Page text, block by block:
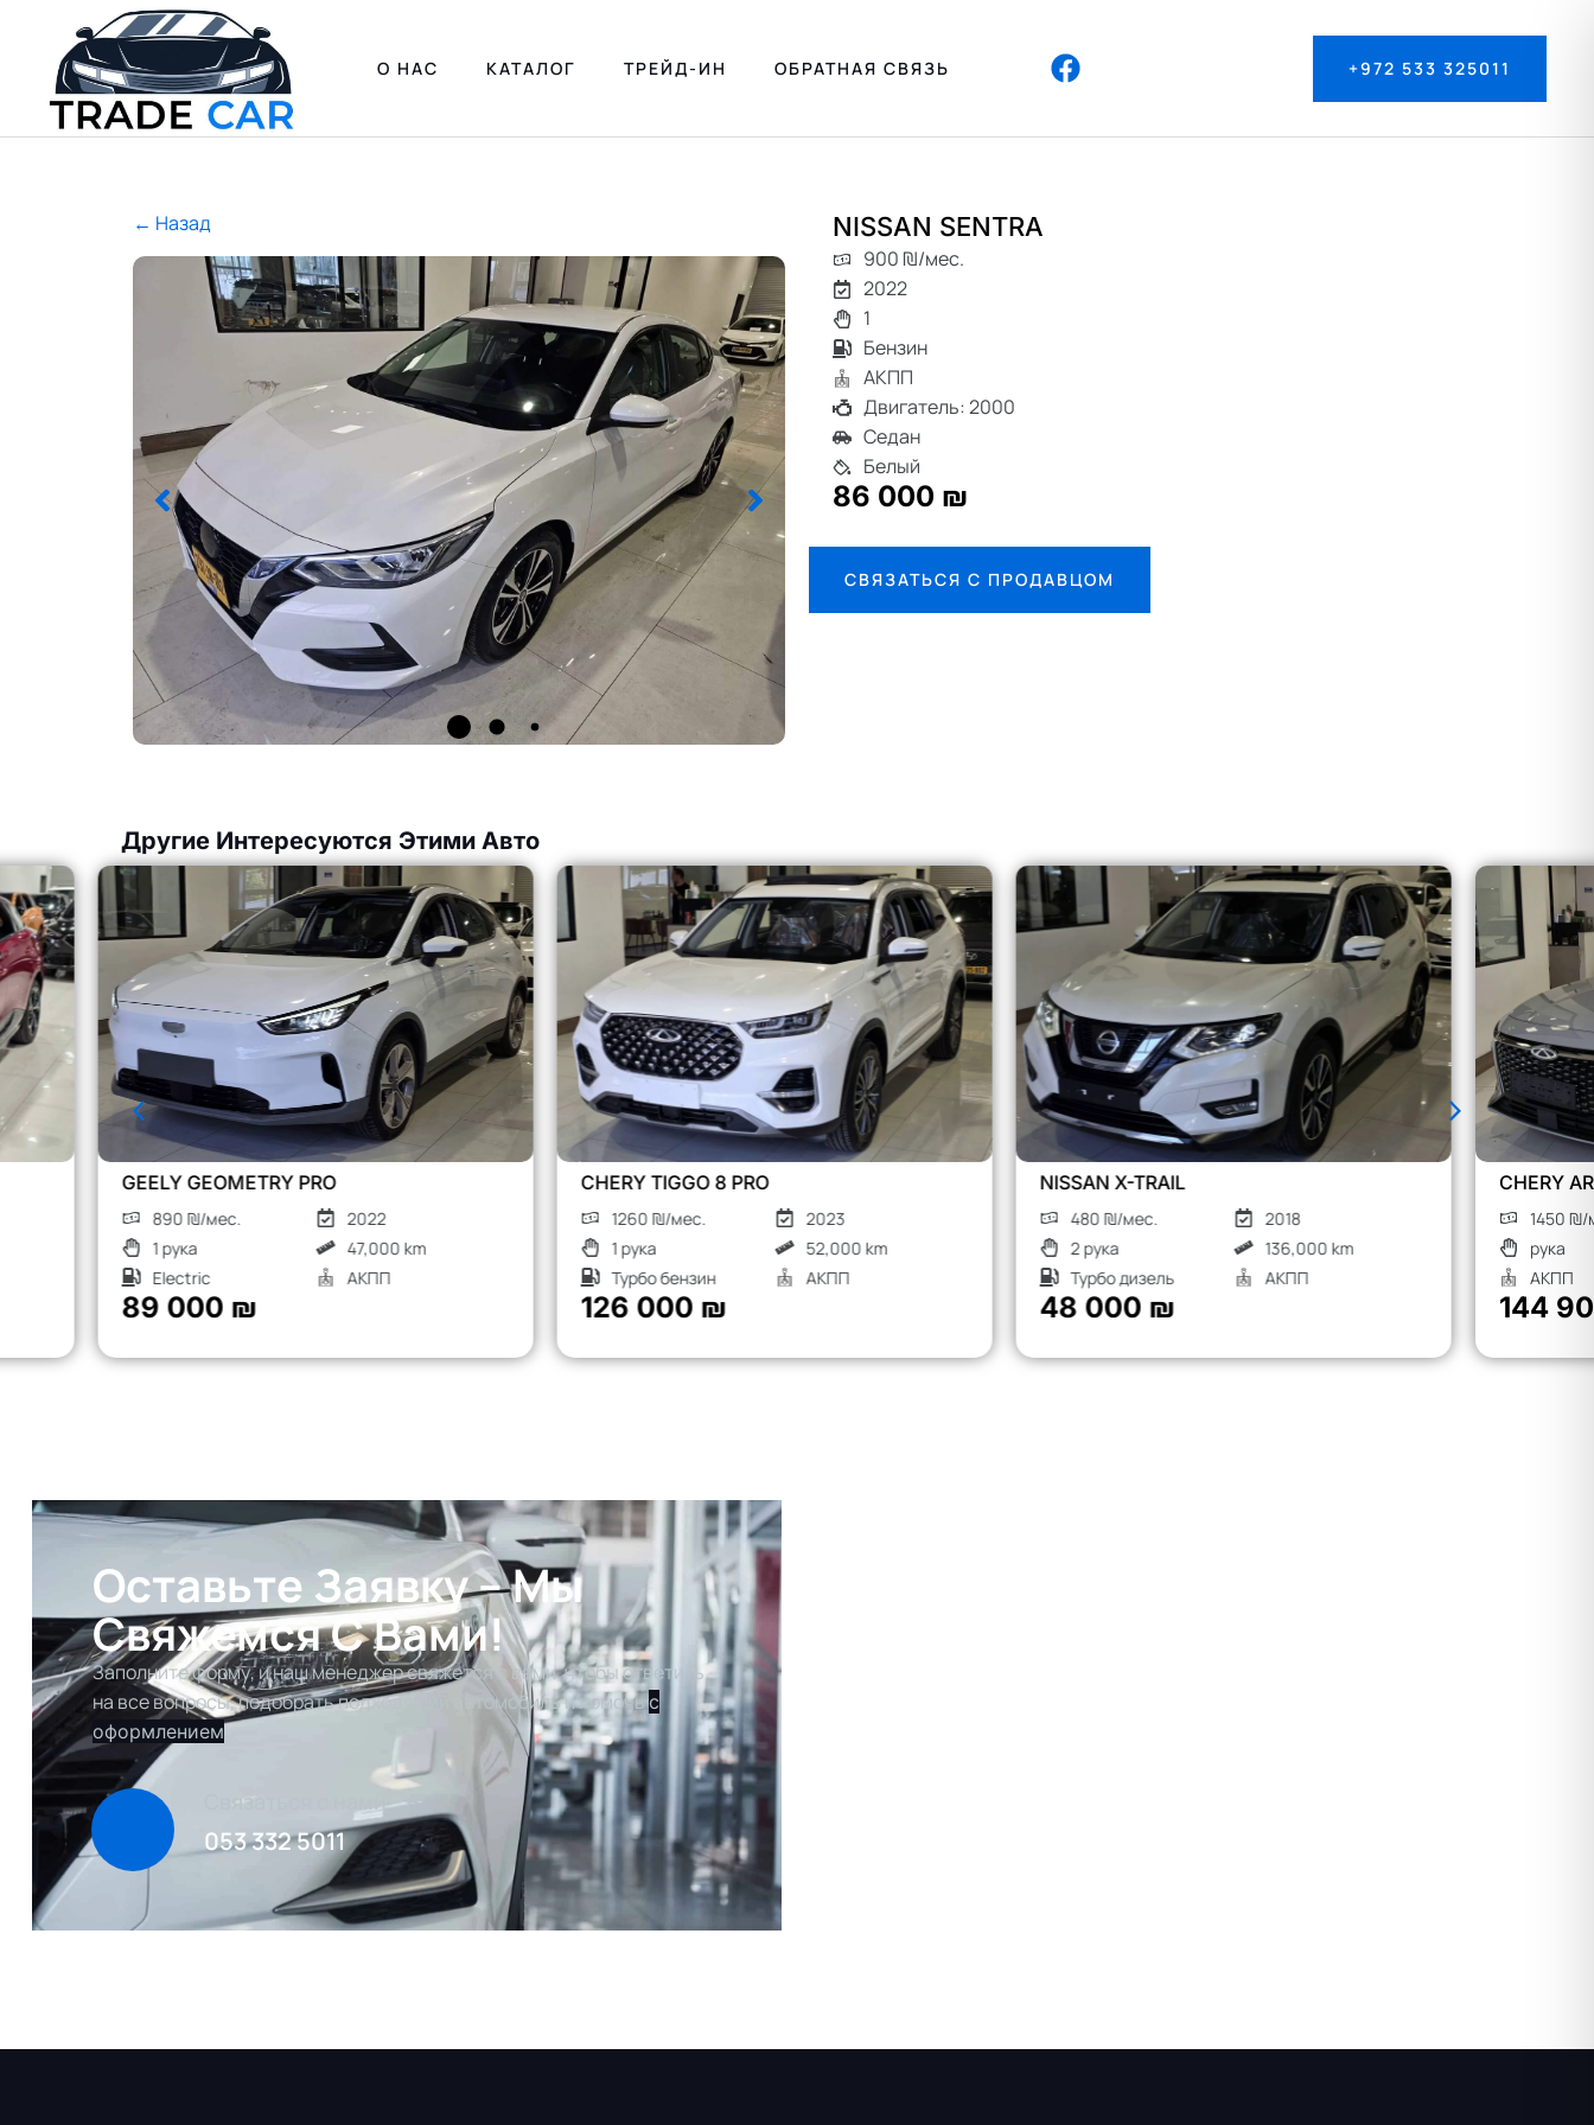
О НАС КАТАЛОГ ТРЕЙД-ИН ОБРАТНАЯ СВЯЗЬ +972 533 325011
← Назад NISSAN SENTRA
900 ₪/мес.
2022
1
Бензин
АКПП
Двигатель: 2000
Седан
Белый
86 000 ₪
СВЯЗАТЬСЯ С ПРОДАВЦОМ
Другие Интересуются Этими Авто
CHERY TIGGO 8 PRO
1260 ₪/мес.
2023
1 рука
52,000 km
Турбо бензин
АКПП
126 000 ₪
NISSAN X-TRAIL
480 ₪/мес.
2018
2 рука
136,000 km
Турбо дизель
АКПП
48 000 ₪
CHERY ARRIZO 8
1450 ₪/мес.
2026
рука
Гибрид
АКПП
144 900 ₪
MG S9
рука
190
Оставьте Заявку – Мы
Свяжемся С Вами!
Заполните форму, и наш менеджер свяжется с вами, чтобы ответить
на все вопросы, подобрать подходящий автомобиль и помочьс
оформлением
Связаться с нами
053 332 5011